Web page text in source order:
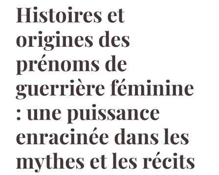
Histoires et
origines des
prénoms de
guerrière féminine
: une puissance
enracinée dans les
mythes et les récits